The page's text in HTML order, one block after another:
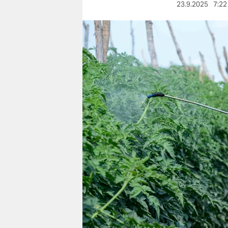
nord
wahrheit
verlag
verlag
veranstaltungen
shop
fragen & hilfe
unterstützen
abo
genossenschaft
23.9.2025